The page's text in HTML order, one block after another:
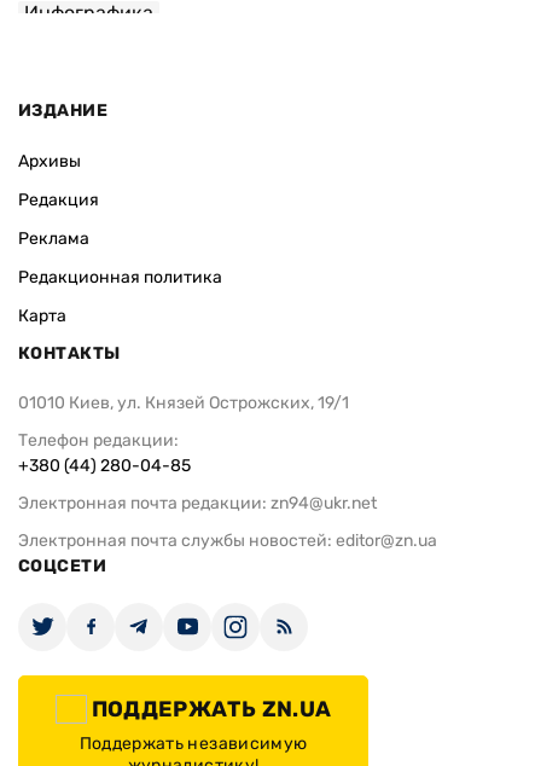
Инфографика
ИЗДАНИЕ
Архивы
Редакция
Реклама
Редакционная политика
Карта
КОНТАКТЫ
01010 Киев, ул. Князей Острожских, 19/1
Телефон редакции:
+380 (44) 280-04-85
Электронная почта редакции: zn94@ukr.net
Электронная почта службы новостей: editor@zn.ua
СОЦСЕТИ
ПОДДЕРЖАТЬ ZN.UA
Поддержать независимую